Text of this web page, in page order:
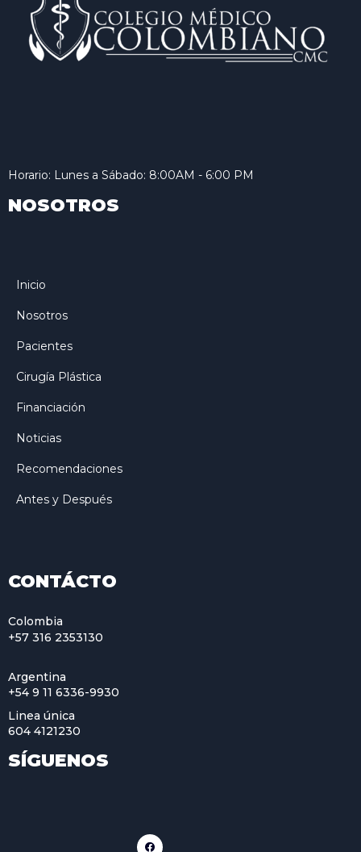
Horario: Lunes a Sábado: 8:00AM - 6:00 PM
NOSOTROS
Inicio
Nosotros
Pacientes
Cirugía Plástica
Financiación
Noticias
Recomendaciones
Antes y Después
CONTÁCTO
Colombia
+57 316 2353130
Argentina
+54 9 11 6336-9930
Linea única
604 4121230
SÍGUENOS